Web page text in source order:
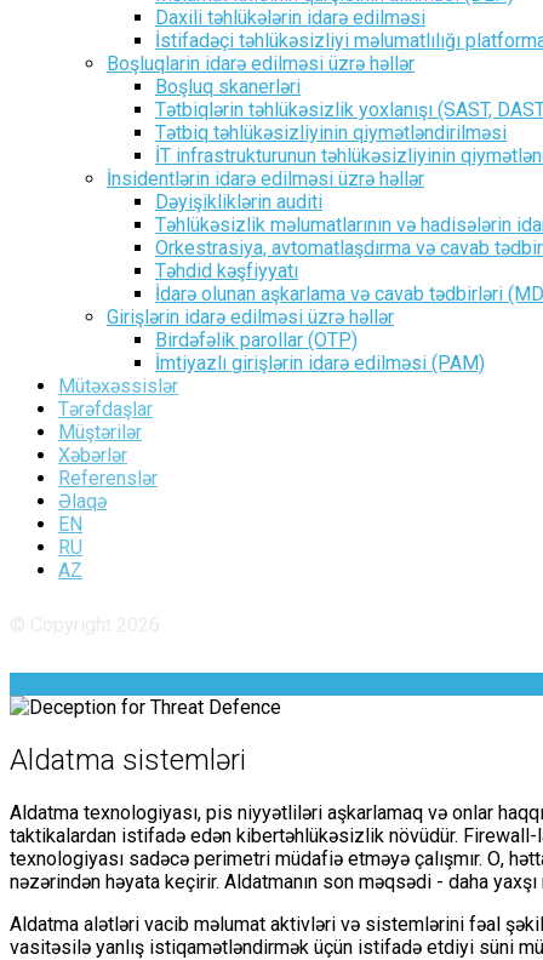
Daxili təhlükələrin idarə edilməsi
İstifadəçi təhlükəsizliyi məlumatlılığı
Boşluqlarin idarə edilməsi üzrə həllər
Boşluq skanerləri
Tətbiqlərin təhlükəsizlik yoxlanışı (SAST,
Tətbiq təhlükəsizliyinin qiymətləndirilməsi
İT infrastrukturunun təhlükəsizliyinin
İnsidentlərin idarə edilməsi üzrə həllər
Dəyişikliklərin auditi
Təhlükəsizlik məlumatlarının və hadisələrin
Orkestrasiya, avtomatlaşdırma və cavab
Təhdid kəşfiyyatı
İdarə olunan aşkarlama və cavab tədbirləri
Girişlərin idarə edilməsi üzrə həllər
Birdəfəlik parollar (OTP)
İmtiyazlı girişlərin idarə edilməsi (PAM)
Mütəxəssislər
Tərəfdaşlar
Müştərilər
Xəbərlər
Referenslər
Əlaqə
EN
RU
AZ
Aldatma sistemləri
Aldatma texnologiyası, pis niyyətliləri aşkarlamaq və onlar
taktikalardan istifadə edən kibertəhlükəsizlik növüdür.
texnologiyası sadəcə perimetri müdafiə etməyə çalışmır. О,
nəzərindən həyata keçirir. Aldatmanın son məqsədi - daha
Aldatma alətləri vacib məlumat aktivləri və sistemlərini fəal
vasitəsilə yanlış istiqamətləndirmək üçün istifadə etdiyi süni